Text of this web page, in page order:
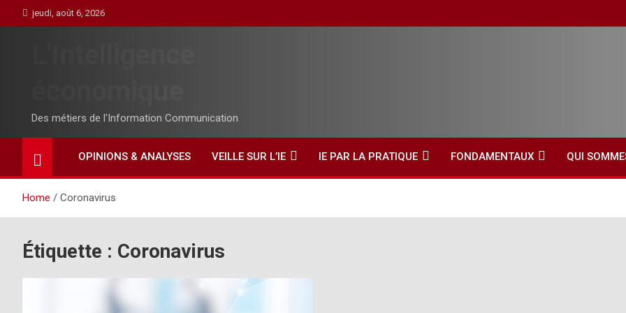
to
jeudi, août 6, 2026
Des métiers de l'Information Communication
OPINIONS & ANALYSES VEILLE SUR L’IE IE PAR LA PRATIQUE FONDAMENTAUX QUI
Home Coronavirus
Étiquette : Coronavirus